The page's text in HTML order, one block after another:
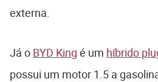
externa.
Já o BYD King é um híbrido
possui um motor 1.5 a